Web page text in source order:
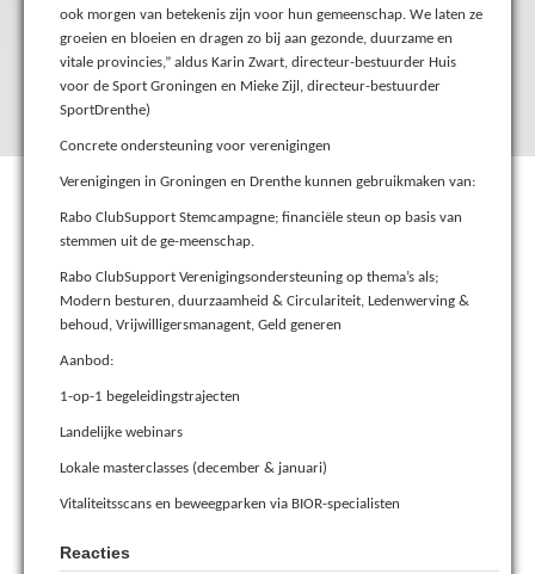
ook morgen van betekenis zijn voor hun gemeenschap. We laten ze
groeien en bloeien en dragen zo bij aan gezonde, duurzame en
vitale provincies,” aldus Karin Zwart, directeur-bestuurder Huis
voor de Sport Groningen en Mieke Zijl, directeur-bestuurder
SportDrenthe)
Concrete ondersteuning voor verenigingen
Verenigingen in Groningen en Drenthe kunnen gebruikmaken van:
Rabo ClubSupport Stemcampagne; financiële steun op basis van
stemmen uit de ge-meenschap.
Rabo ClubSupport Verenigingsondersteuning op thema’s als;
Modern besturen, duurzaamheid & Circulariteit, Ledenwerving &
behoud, Vrijwilligersmanagent, Geld generen
Aanbod:
1-op-1 begeleidingstrajecten
Landelijke webinars
Lokale masterclasses (december & januari)
Vitaliteitsscans en beweegparken via BIOR-specialisten
Reacties